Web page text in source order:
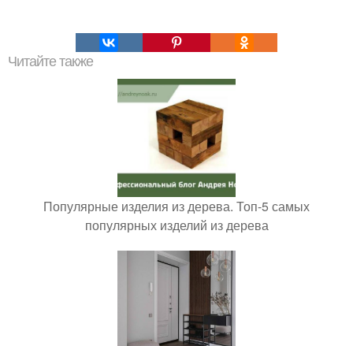
Читайте также
Популярные изделия из дерева. Топ-5 самых
популярных изделий из дерева